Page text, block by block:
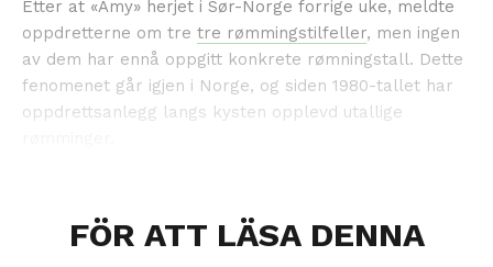
Etter at «Amy» herjet i Sør-Norge forrige uke, meldte
oppdretterne om tre tre rømmingstilfeller, men ingen
av dem har ennå oppgitt konkrete rømningstall. Dette
fenomenet går igjen i Norge, og siden 1980-tallet har
oppdrettsanlegg langs kysten opplevd utallige
FÖR ATT LÄSA DENNA